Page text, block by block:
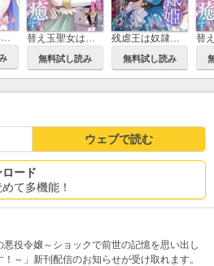
宝石の娘と異能の王子 単行本版
無料試し読み 無料試し読み
ウェブで読む
ード
て多機能！
役令嬢～ショックで前世の記憶を思い出し
～」新刊配信のお知らせが受け取れます。